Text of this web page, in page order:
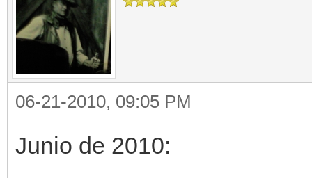
06-21-2010, 09:05 PM
Junio de 2010: